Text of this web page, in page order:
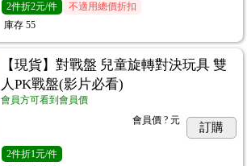
2件折2元/件
不適用總價折扣
庫存 55
【現貨】對戰盤 兒童旋轉對決玩具 雙
人PK戰盤(影片必看)
會員方可看到會員價
會員價 ? 元
訂購
2件折1元/件